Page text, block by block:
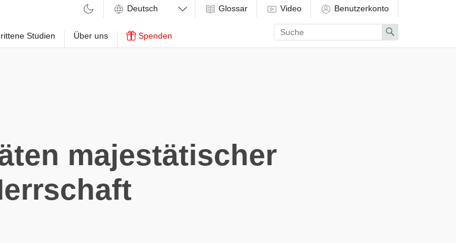
Studien Über uns Spenden
Glossar Video Benutzerkonto
Enter
search
term
Search
majestätischer